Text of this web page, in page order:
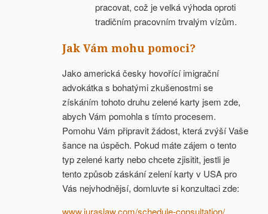
pracovat, což je velká výhoda oproti
tradičním pracovním trvalým vízům.
Jak Vám mohu pomoci?
Jako americká česky hovořící imigrační
advokátka s bohatými zkušenostmi se
získáním tohoto druhu zelené karty jsem zde,
abych Vám pomohla s tímto procesem.
Pomohu Vám připravit žádost, která zvýší Vaše
šance na úspěch. Pokud máte zájem o tento
typ zelené karty nebo chcete zjisitit, jestli je
tento způsob záskání zelení karty v USA pro
Vás nejvhodnějsí, domluvte si konzultaci zde:
www.juraslaw.com/schedule-consultation/